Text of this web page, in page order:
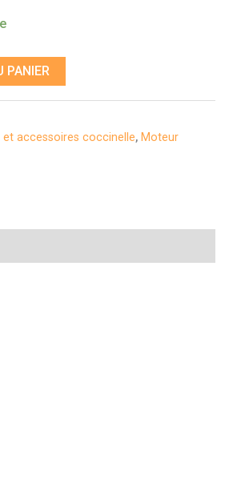
PANIER
accessoires coccinelle, Moteur